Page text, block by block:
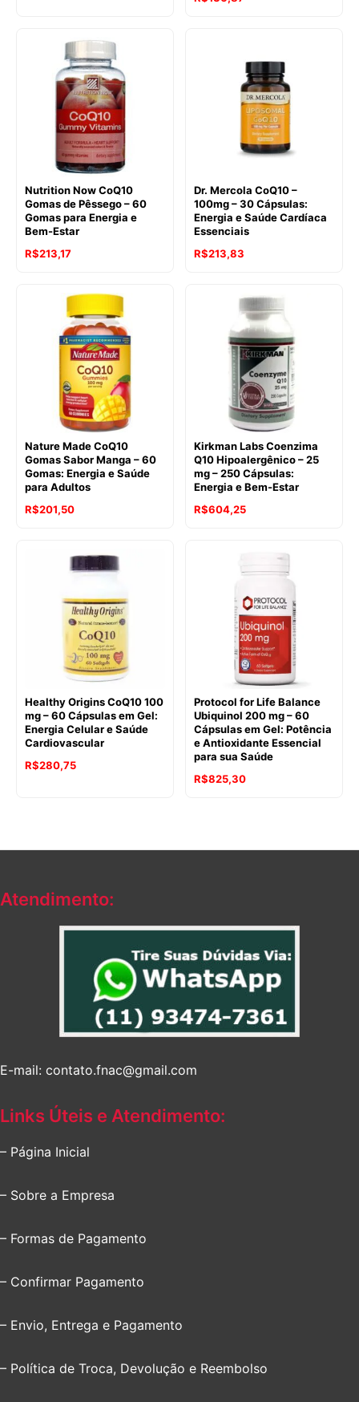
R$188,90.
é:
R$136,87.
Nutrition Now CoQ10
Gomas de Pêssego – 60
Gomas para Energia e
Bem-Estar
R$213,17
Dr. Mercola CoQ10 –
100mg – 30 Cápsulas:
Energia e Saúde Cardíaca
Essenciais
O
R$256,62.
R$213,83
atual
é:
R$213,83.
Nature Made CoQ10
Gomas Sabor Manga – 60
Gomas: Energia e Saúde
para Adultos
O
R$201,50O
é:
Kirkman Labs Coenzima
Q10 Hipoalergênico – 25
mg – 250 Cápsulas:
Energia e Bem-Estar
R$604,25
Healthy Origins CoQ10 100
mg – 60 Cápsulas em Gel:
Energia Celular e Saúde
Cardiovascular
R$280,75
Protocol for Life Balance
Ubiquinol 200 mg – 60
Cápsulas em Gel: Potência
e Antioxidante Essencial
para sua Saúde
R$825,30
Atendimento:
E-mail: contato.fnac@gmail.com
Links Úteis e Atendimento:
– Página Inicial
– Sobre a Empresa
– Formas de Pagamento
– Confirmar Pagamento
– Envio, Entrega e Pagamento
– Política de Troca, Devolução e Reembolso